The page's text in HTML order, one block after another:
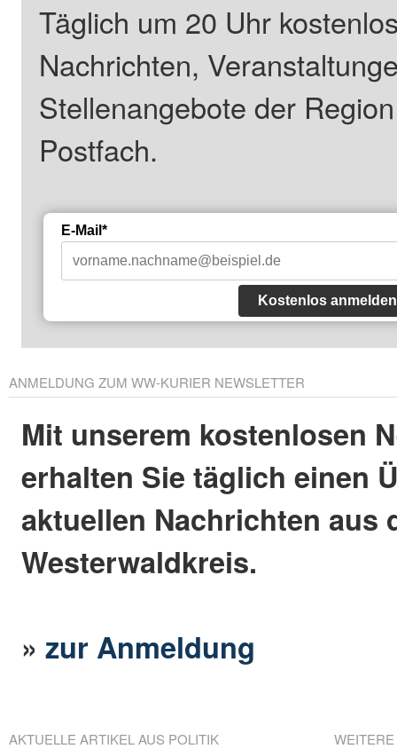
Täglich um 20 Uhr
Nachrichten,
Stellenangebote der
Postfach.
E-Mail*
Kostenlos anmelden
ANMELDUNG ZUM WW-KURIER NEWSLETTER
Mit unserem kostenlosen
erhalten Sie täglich einen
aktuellen Nachrichten aus
Westerwaldkreis.
»zur Anmeldung
AKTUELLE ARTIKEL AUS POLITIK